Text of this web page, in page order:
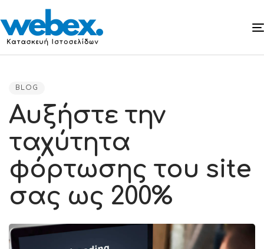
BLOG
Αυξήστε την
ταχύτητα
φόρτωσης του site
σας ως 200%